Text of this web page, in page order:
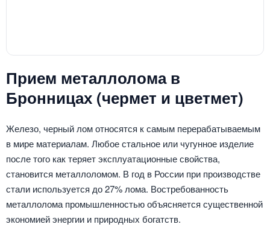
Прием металлолома в
Бронницах (чермет и цветмет)
Железо, черный лом относятся к самым перерабатываемым
в мире материалам. Любое стальное или чугунное изделие
после того как теряет эксплуатационные свойства,
становится металлоломом. В год в России при производстве
стали используется до 27% лома. Востребованность
металлолома промышленностью объясняется существенной
экономией энергии и природных богатств.